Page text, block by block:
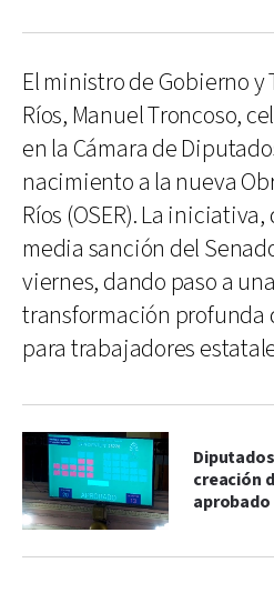
El ministro de Gobierno y
Ríos, Manuel Troncoso,
en la Cámara de
nacimiento a la nueva
Ríos (OSER). La
media sanción del
viernes, dando paso a
transformación profunda
para trabajadores
creación